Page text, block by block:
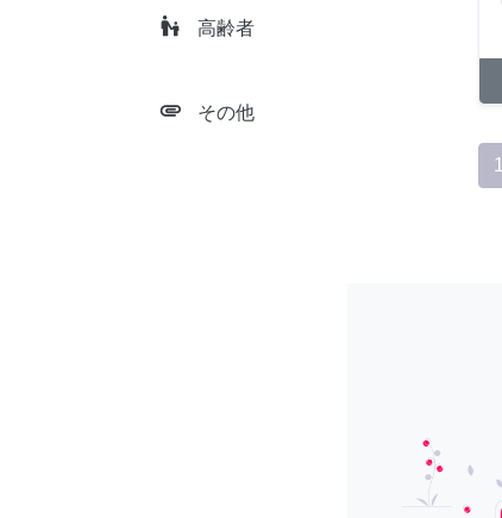
escalator_warning 高齢者
attachment その他
1